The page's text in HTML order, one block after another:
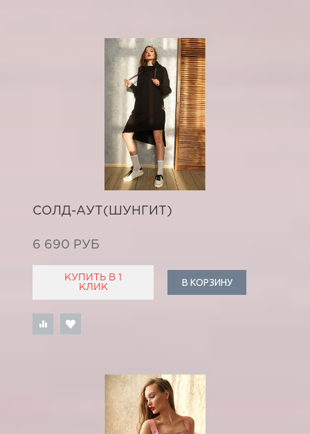
СОЛД-АУТ(ШУНГИТ)
6 690 РУБ
КУПИТЬ В 1
КЛИК
В КОРЗИНУ